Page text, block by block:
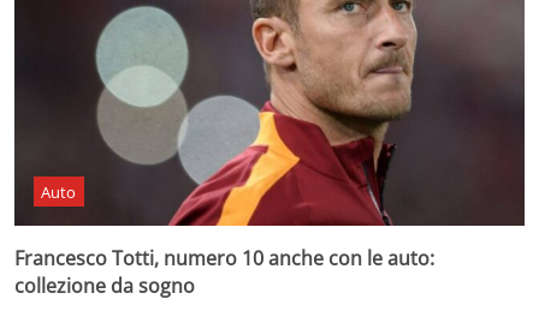
Auto
Francesco Totti, numero 10 anche con le auto:
collezione da sogno